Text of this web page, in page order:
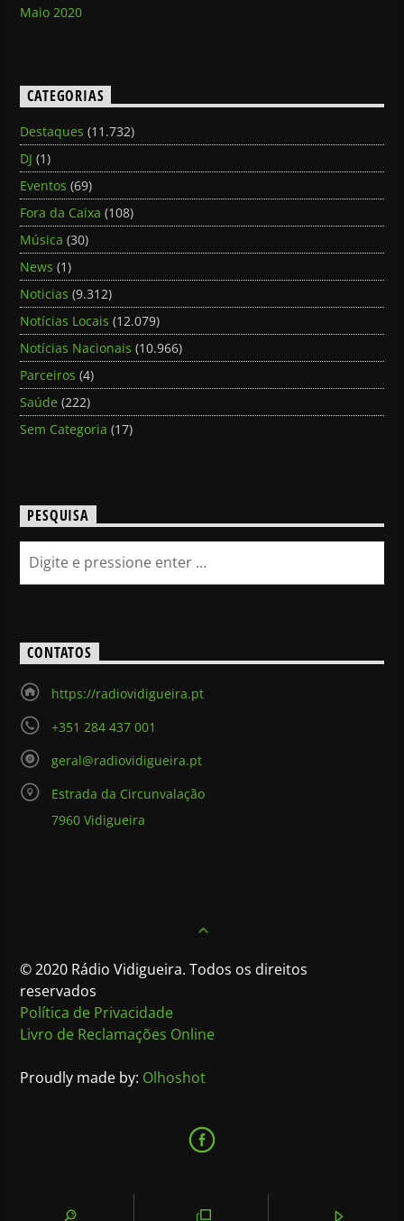
Maio 2020
CATEGORIAS
Destaques (11.732)
DJ (1)
Eventos (69)
Fora da Caixa (108)
Música (30)
News (1)
Noticias (9.312)
Notícias Locais (12.079)
Notícias Nacionais (10.966)
Parceiros (4)
Saúde (222)
Sem Categoria (17)
PESQUISA
CONTATOS
https://radiovidigueira.pt
+351 284 437 001
geral@radiovidigueira.pt
Estrada da Circunvalação
7960 Vidigueira
© 2020 Rádio Vidigueira. Todos os direitos
reservados
Política de Privacidade
Livro de Reclamações Online
Proudly made by: Olhoshot